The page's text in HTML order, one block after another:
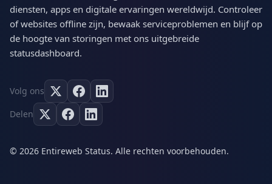
diensten, apps en digitale ervaringen wereldwijd. Controleer
of websites offline zijn, bewaak serviceproblemen en blijf op
de hoogte van storingen met ons uitgebreide
statusdashboard.
Volg ons
Delen
© 2026 Entireweb Status. Alle rechten voorbehouden.